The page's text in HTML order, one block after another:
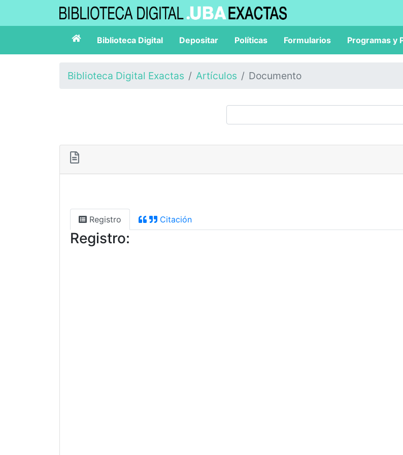
Biblioteca Digital Depositar Políticas Formularios Programas y
Biblioteca Digital Exactas Artículos Documento
Registro Citación
Registro: